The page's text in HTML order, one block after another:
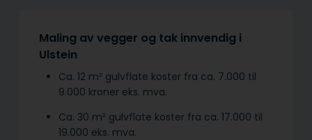
Maling av vegger og tak innvendig i
Ulstein
Ca. 12 m² gulvflate koster fra ca. 7.000 til
9.000 kroner eks. mva.
Ca. 30 m² gulvflate koster fra ca. 17.000 til
19.000 eks. mva.